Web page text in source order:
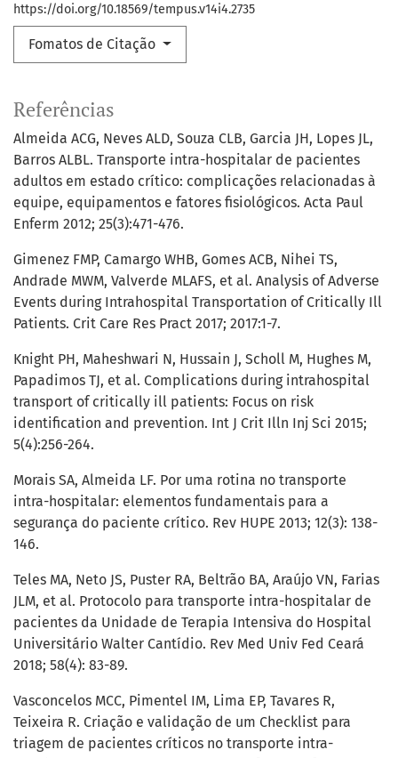
https://doi.org/10.18569/tempus.v14i4.2735
Fomatos de Citação
Referências
Almeida ACG, Neves ALD, Souza CLB, Garcia JH, Lopes JL,
Barros ALBL. Transporte intra-hospitalar de pacientes
adultos em estado crítico: complicações relacionadas à
equipe, equipamentos e fatores fisiológicos. Acta Paul
Enferm 2012; 25(3):471-476.
Gimenez FMP, Camargo WHB, Gomes ACB, Nihei TS,
Andrade MWM, Valverde MLAFS, et al. Analysis of Adverse
Events during Intrahospital Transportation of Critically Ill
Patients. Crit Care Res Pract 2017; 2017:1-7.
Knight PH, Maheshwari N, Hussain J, Scholl M, Hughes M,
Papadimos TJ, et al. Complications during intrahospital
transport of critically ill patients: Focus on risk
identification and prevention. Int J Crit Illn Inj Sci 2015;
5(4):256-264.
Morais SA, Almeida LF. Por uma rotina no transporte
intra-hospitalar: elementos fundamentais para a
segurança do paciente crítico. Rev HUPE 2013; 12(3): 138-
146.
Teles MA, Neto JS, Puster RA, Beltrão BA, Araújo VN, Farias
JLM, et al. Protocolo para transporte intra-hospitalar de
pacientes da Unidade de Terapia Intensiva do Hospital
Universitário Walter Cantídio. Rev Med Univ Fed Ceará
2018; 58(4): 83-89.
Vasconcelos MCC, Pimentel IM, Lima EP, Tavares R,
Teixeira R. Criação e validação de um Checklist para
triagem de pacientes críticos no transporte intra-